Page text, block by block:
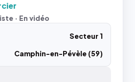
· En vidéo
Secteur 1
Camphin-en-Pévèle (59)